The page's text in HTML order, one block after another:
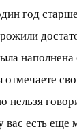
год
отмечаете
нельзя
вас есть еще